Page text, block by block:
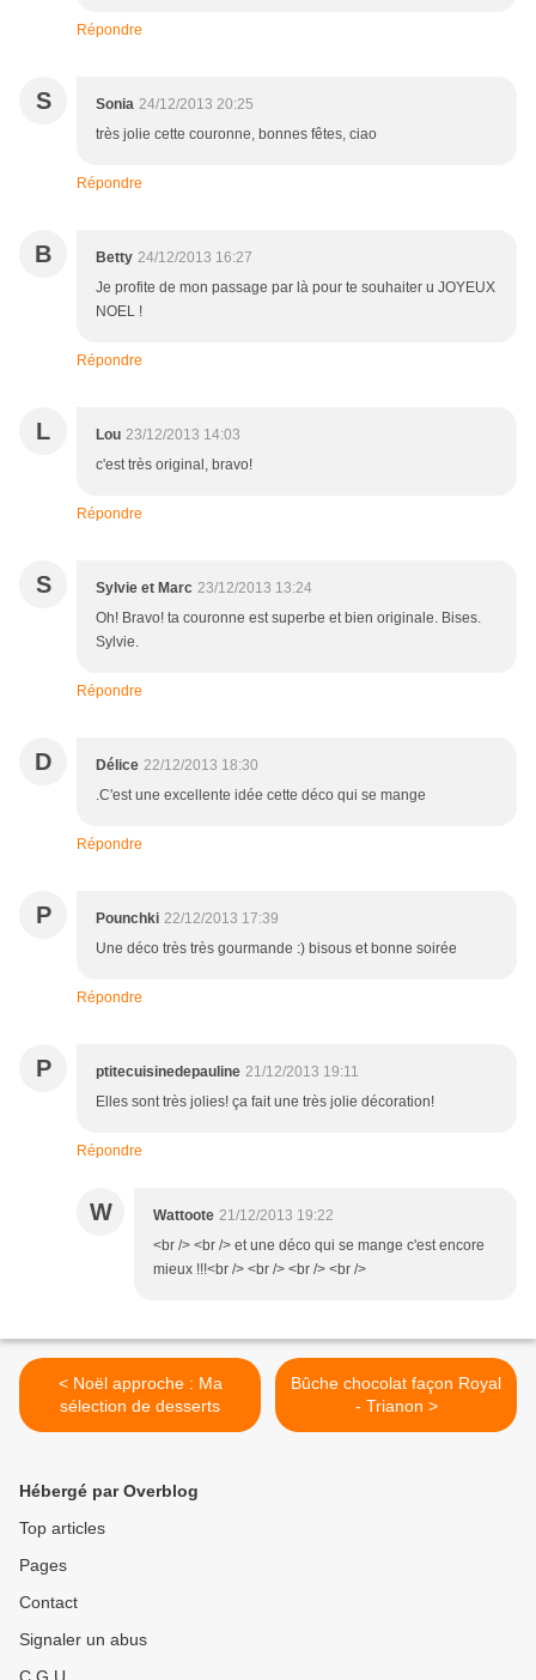
Répondre
S Sonia 24/12/2013 20:25
très jolie cette couronne, bonnes fêtes, ciao
Répondre
B Betty 24/12/2013 16:27
Je profite de mon passage par là pour te souhaiter u JOYEUX
NOEL !
Répondre
L Lou 23/12/2013 14:03
c'est très original, bravo!
Répondre
S Sylvie et Marc 23/12/2013 13:24
Oh! Bravo! ta couronne est superbe et bien originale. Bises.
Sylvie.
Répondre
D Délice 22/12/2013 18:30
.C'est une excellente idée cette déco qui se mange
Répondre
P Pounchki 22/12/2013 17:39
Une déco très très gourmande :) bisous et bonne soirée
Répondre
P ptitecuisinedepauline 21/12/2013 19:11
Elles sont très jolies! ça fait une très jolie décoration!
Répondre
W Wattoote 21/12/2013 19:22
<br /> <br /> et une déco qui se mange c'est encore
mieux !!!<br /> <br /> <br /> <br />
< Noël approche : Ma
sélection de desserts
Bûche chocolat façon Royal
- Trianon >
Hébergé par Overblog
Top articles
Pages
Contact
Signaler un abus